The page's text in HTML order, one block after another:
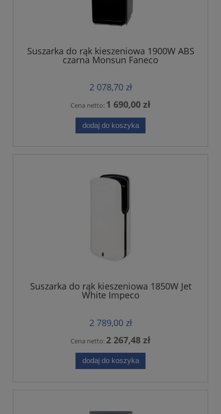
Suszarka do rąk kieszeniowa 1900W ABS
czarna Monsun Faneco
2 078,70 zł
Cena netto: 1 690,00 zł
dodaj do koszyka
Suszarka do rąk kieszeniowa 1850W Jet
White Impeco
2 789,00 zł
Cena netto: 2 267,48 zł
dodaj do koszyka